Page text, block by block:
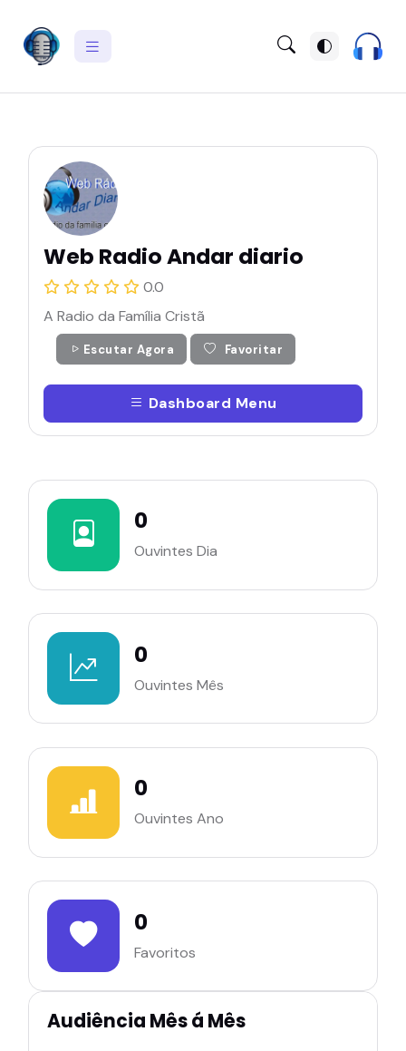
Web Radio Andar diario
0.0
A Radio da Família Cristã
Escutar Agora Favoritar
Dashboard Menu
0
Ouvintes Dia
0
Ouvintes Mês
0
Ouvintes Ano
0
Favoritos
Audiência Mês á Mês